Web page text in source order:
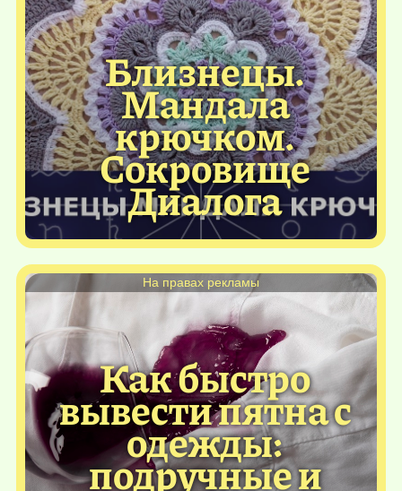
Близнецы.
Мандала
крючком.
Сокровище
Диалога
Как быстро
вывести пятна с
одежды:
подручные и
На правах рекламы